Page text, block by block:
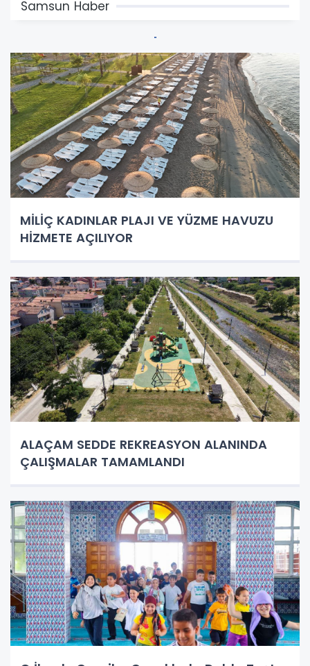
Samsun Haber
MİLİÇ KADINLAR PLAJI VE YÜZME HAVUZU
HİZMETE AÇILIYOR
ALAÇAM SEDDE REKREASYON ALANINDA
ÇALIŞMALAR TAMAMLANDI